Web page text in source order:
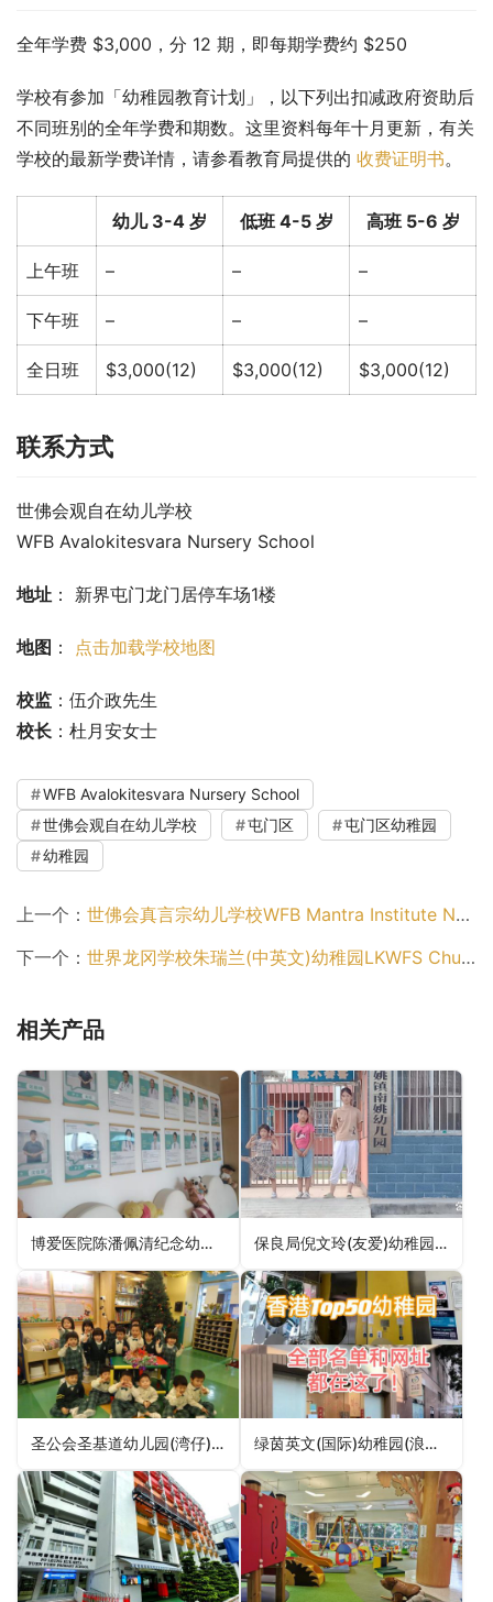
全年学费 $3,000，分 12 期，即每期学费约 $250
学校有参加「幼稚园教育计划」，以下列出扣减政府资助后
不同班别的全年学费和期数。这里资料每年十月更新，有关
学校的最新学费详情，请参看教育局提供的 收费证明书。
幼儿 3-4 岁 低班 4-5 岁 高班 5-6 岁
上午班 – – –
下午班 – – –
全日班 $3,000(12) $3,000(12) $3,000(12)
联系方式
世佛会观自在幼儿学校
WFB Avalokitesvara Nursery School
地址 ： 新界屯门龙门居停车场1楼
地图 ： 点击加载学校地图
校监 ：伍介政先生
校长 ：杜月安女士
WFB Avalokitesvara Nursery School
世佛会观自在幼儿学校
屯门区
屯门区幼稚园
幼稚园
上一个： 世佛会真言宗幼儿学校WFB Mantra Institute Nursery School（屯门区幼稚园）
下一个： 世界龙冈学校朱瑞兰(中英文)幼稚园LKWFS Chu Sui Lan Anglo-Chinese Kindergarten（屯门区幼稚园）
相关产品
博爱医院陈潘佩清纪念幼稚园POH Chan Poon Pui Ching Memorial Kindergarten（元朗区幼稚园） 保良局倪文玲(友爱)幼稚园PLK Malina Ngai (Yau Oi) Kindergarten（屯门区幼稚园）
圣公会圣基道幼儿园(湾仔)SKH St Christopher’s Nursery (Wan Chai)（湾仔区幼稚园） 绿茵英文(国际)幼稚园(浪澄湾)Greenfield English (International) Kindergarten (The Long Beach)（油尖旺区幼稚园）